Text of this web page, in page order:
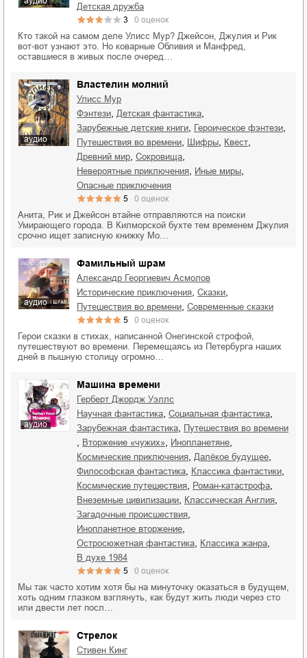
детская дружба
3 0 оценок
Кто такой на самом деле Улисс Мур? Джейсон, Джулия и Рик
вот-вот узнают это. Но коварные Обливия и Манфред,
оставшиеся в живых после очеред…
аудио
Властелин молний
Улисс Мур
фэнтези, детская фантастика,
зарубежные детские книги, героическое фэнтези,
путешествия во времени, шифры, квест,
Древний мир, сокровища,
невероятные приключения, иные миры,
опасные приключения
5 0 оценок
Анита, Рик и Джейсон втайне отправляются на поиски
Умирающего города. В Килморской бухте тем временем Джулия
срочно ищет записную книжку Мо…
аудио
Фамильный шрам
Александр Георгиевич Асмолов
исторические приключения, сказки,
путешествия во времени, современные сказки
5 0 оценок
Герои сказки в стихах, написанной Онегинской строфой,
путешествуют во времени. Перемещаясь из Петербурга наших
дней в пышную столицу огромно…
аудио
Машина времени
Герберт Джордж Уэллс
научная фантастика, социальная фантастика,
зарубежная фантастика, путешествия во времени
, вторжение «чужих», инопланетяне,
космические приключения, далёкое будущее,
философская фантастика, классика фантастики,
космические путешествия, роман-катастрофа,
внеземные цивилизации, классическая Англия,
загадочные происшествия,
инопланетное вторжение,
остросюжетная фантастика, классика жанра,
В духе 1984
5 0 оценок
Мы так часто хотим хотя бы на минуточку оказаться в будущем,
хоть одним глазком взглянуть, как будут жить люди через сто
или двести лет посл…
Стрелок
Стивен Кинг